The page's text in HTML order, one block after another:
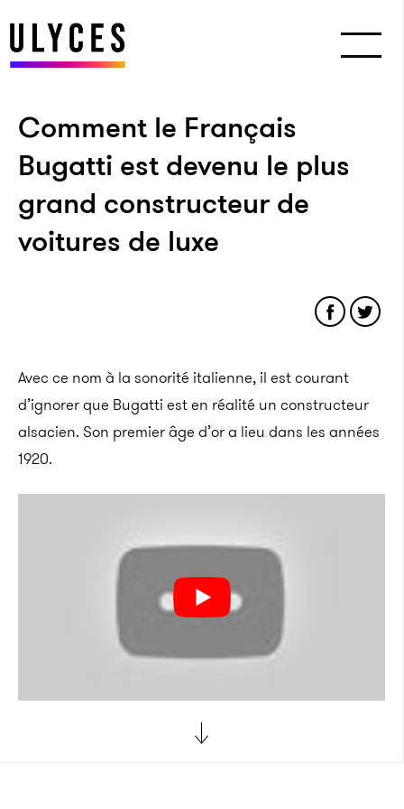
Comment le Français
Bugatti est devenu le plus
grand constructeur de
voitures de luxe
Avec ce nom à la sonorité italienne, il est courant
d’ignorer que Bugatti est en réalité un constructeur
alsacien. Son premier âge d’or a lieu dans les années
1920.